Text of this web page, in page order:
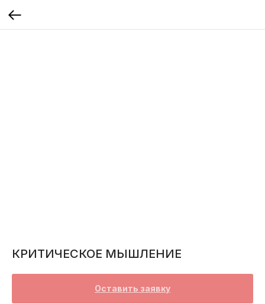
КРИТИЧЕСКОЕ МЫШЛЕНИЕ
Оставить заявку